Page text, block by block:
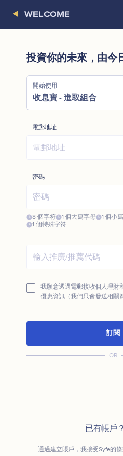
WELCOME
投資你的未來，由今
開始使用
收息寶 - 進取組合
電郵地址
密碼
8 個字符 1 個大寫字母 1 個小
1 個特殊字符
我願意透過電郵接收個人理財
優惠資訊（我們只會發送相關
訂閱
OR
已有帳戶？
通過建立賬戶，我接受Syfe的